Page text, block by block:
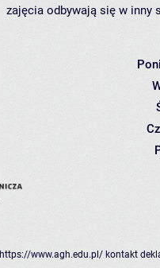
zajęcia odbywają się w inny
https://www.agh.edu.pl/ kontakt